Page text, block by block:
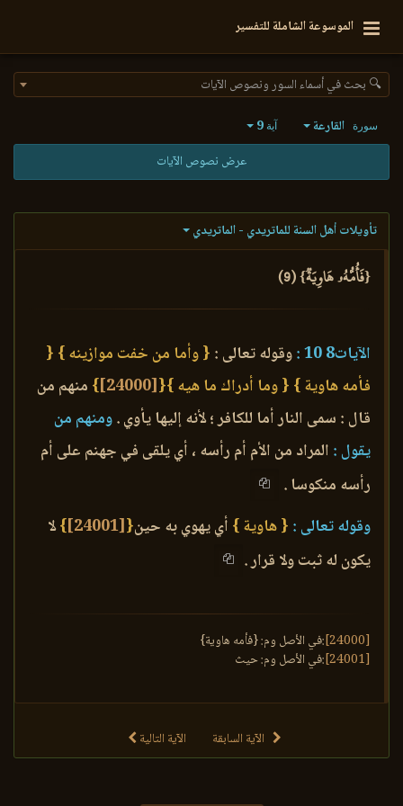
الموسوعة الشاملة للتفسير
🔍 بحث في أسماء السور ونصوص الآيات
سورة القارعة آية 9
عرض نصوص الآيات
تأويلات أهل السنة للماتريدي - الماتريدي
{فَأُمُّهُۥ هَاوِيَةٞ} (9)
الآيات8 10 : وقوله تعالى : { وأما من خفت موازينه } {
فأمه هاوية } { وما أدراك ما هيه }{
[24000]
} منهم من
قال : سمى النار أما للكافر ؛ لأنه إليها يأوي .ومنهم من
يقول : المراد من الأم أم رأسه ، أي يلقى في جهنم على أم
رأسه منكوسا .
وقوله تعالى : { هاوية } أي يهوي به حين{
[24001]
}لا
يكون له ثبت ولا قرار .
[24000]
:في الأصل وم: {فأمه هاوية}
[24001]
:في الأصل وم: حيث
الآية السابقة الآية التالية